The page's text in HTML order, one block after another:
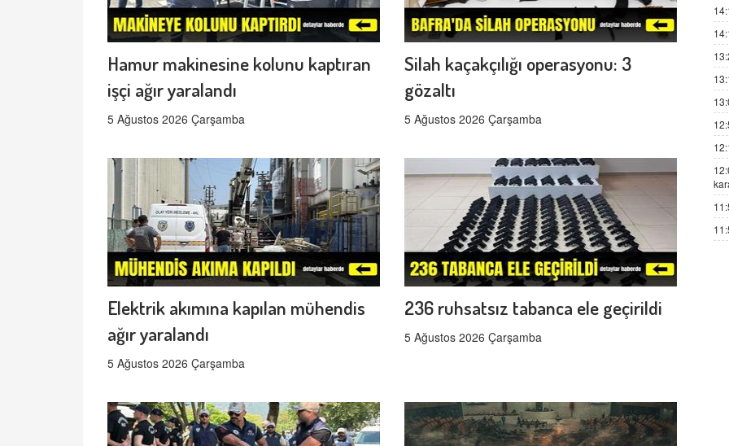
Hamur makinesine kolunu kaptıran
işçi ağır yaralandı
5 Ağustos 2026 Çarşamba
Silah kaçakçılığı operasyonu: 3
gözaltı
5 Ağustos 2026 Çarşamba
Elektrik akımına kapılan mühendis
ağır yaralandı
5 Ağustos 2026 Çarşamba
236 ruhsatsız tabanca ele geçirildi
5 Ağustos 2026 Çarşamba